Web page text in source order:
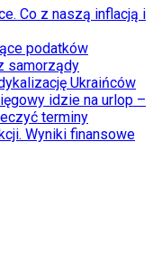
Co z naszą inflacją i
podatków
samorządy
Ukraińców
idzie na urlop –
terminy
Wyniki finansowe